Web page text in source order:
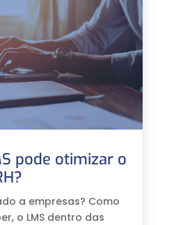
pode otimizar o
a empresas? Como
o LMS dentro das